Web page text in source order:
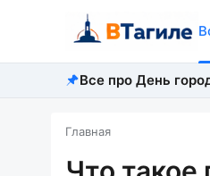
Все про День
Главная